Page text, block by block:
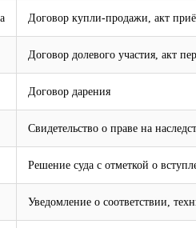
Договор купли‑продажи, акт
Договор долевого участия, акт
Договор дарения
Свидетельство о праве на
Решение суда с отметкой о
Уведомление о соответствии,